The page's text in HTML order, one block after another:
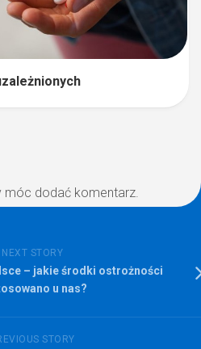
móc dodać komentarz.
NEXT STORY
– jakie środki ostrożności
u nas?
STORY